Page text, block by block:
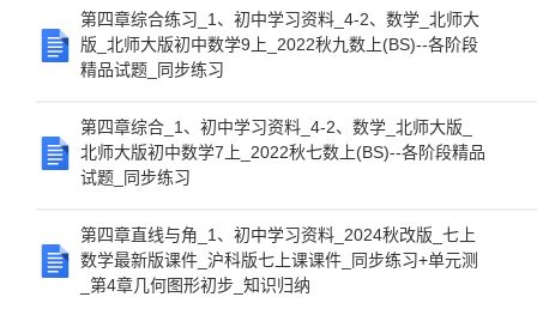
第四章综合练习_1、初中学习资料_4-2、数学_北师大
版_北师大版初中数学9上_2022秋九数上(BS)--各阶段
精品试题_同步练习
第四章综合_1、初中学习资料_4-2、数学_北师大版_
北师大版初中数学7上_2022秋七数上(BS)--各阶段精品
试题_同步练习
第四章直线与角_1、初中学习资料_2024秋改版_七上
数学最新版课件_沪科版七上课课件_同步练习+单元测
_第4章几何图形初步_知识归纳